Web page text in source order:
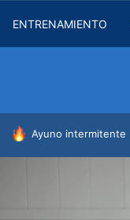
ENTRENAMIENTO
HOY SE HABLA DE
Ayuno intermitente